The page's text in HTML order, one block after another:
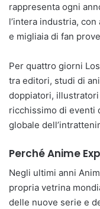
rappresenta ogni
l’intera industria,
e migliaia di fan
Per quattro giorni
tra editori, studi di
doppiatori,
ricchissimo di eventi
globale
Perché Anime
Negli ultimi anni
propria vetrina
delle nuove serie e